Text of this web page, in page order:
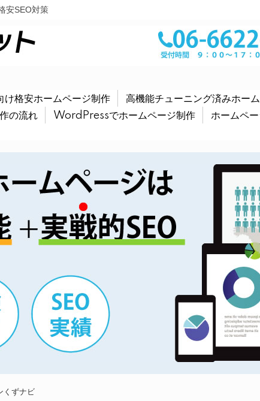
安SEO対策
け格安ホームページ制作 高機能チューニング済みホー
の流れ WordPressでホームページ制作 ホームペ
くずナビ